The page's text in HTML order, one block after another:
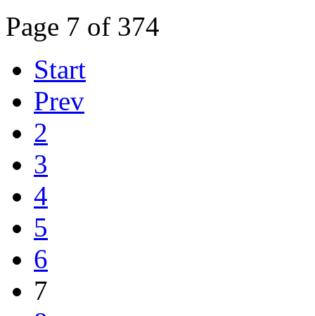
Page 7 of 374
Start
Prev
2
3
4
5
6
7